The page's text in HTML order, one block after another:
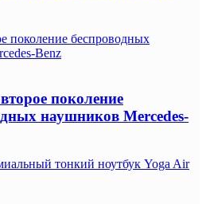
поколение беспроводных
Benz
поколение
наушников Mercedes-
тонкий ноутбук Yoga Air